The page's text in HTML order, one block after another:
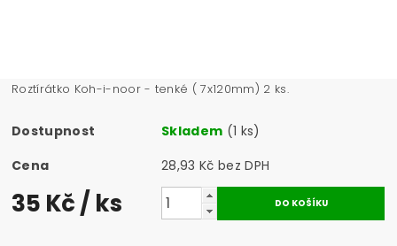
Roztírátko Koh-i-noor - tenké ( 7x120mm) 2 ks.
Dostupnost Skladem (1 ks)
Cena
28,93 Kč bez DPH
35 Kč/ ks